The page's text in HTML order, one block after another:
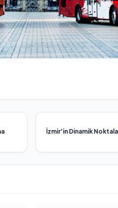
İzmir'in Dinamik